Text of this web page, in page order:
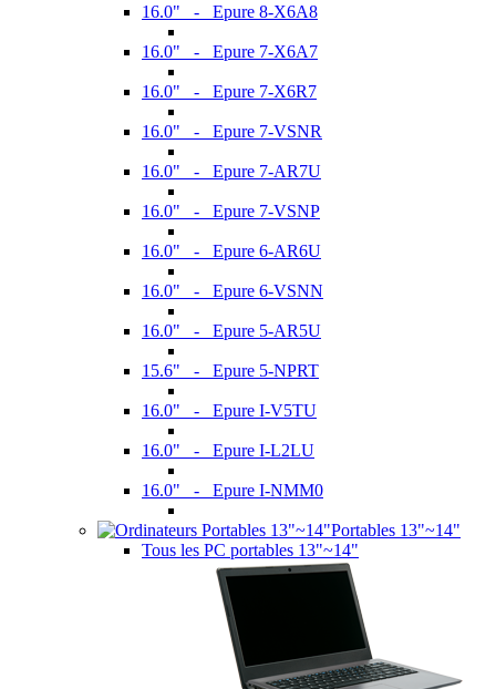
16.0" - Epure 8-X6A8
16.0" - Epure 7-X6A7
16.0" - Epure 7-X6R7
16.0" - Epure 7-VSNR
16.0" - Epure 7-AR7U
16.0" - Epure 7-VSNP
16.0" - Epure 6-AR6U
16.0" - Epure 6-VSNN
16.0" - Epure 5-AR5U
15.6" - Epure 5-NPRT
16.0" - Epure I-V5TU
16.0" - Epure I-L2LU
16.0" - Epure I-NMM0
Portables 13"~14"
Tous les PC portables 13"~14"